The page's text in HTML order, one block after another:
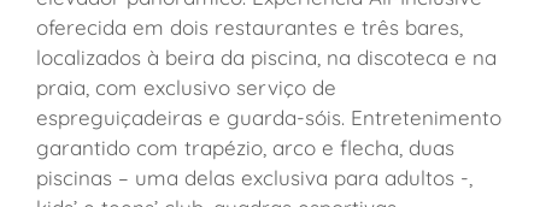
oferecida em dois restaurantes e três bares,
localizados à beira da piscina, na discoteca e na
praia, com exclusivo serviço de
espreguiçadeiras e guarda-sóis. Entretenimento
garantido com trapézio, arco e flecha, duas
piscinas – uma delas exclusiva para adultos -,